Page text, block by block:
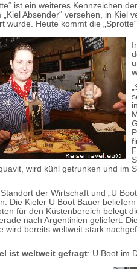
ist ein weiteres Kennzeichen
Absender“ versehen, in Kiel
wurde. Heute kommt die
wird kühl getrunken und im
der Wirtschaft und „U
Die Kieler U Boot Bauer
für den Küstenbereich belegt
nach Argentinien geliefert.
wird bereits weltweit stark
ist weltweit gefragt: U Boot im